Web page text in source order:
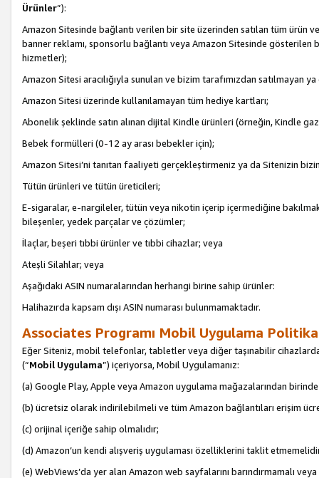
Ürünler”):
Amazon Sitesinde bağlantı verilen bir site üzerinden satılan tüm ürün
banner reklamı, sponsorlu bağlantı veya Amazon Sitesinde gösterilen
hizmetler);
Amazon Sitesi aracılığıyla sunulan ve bizim tarafımızdan satılmayan
Amazon Sitesi üzerinde kullanılamayan tüm hediye kartları;
Abonelik şeklinde satın alınan dijital Kindle ürünleri (örneğin, Kindle
Bebek formülleri (0-12 ay arası bebekler için);
Amazon Sitesi’ni tanıtan faaliyeti gerçekleştirmeniz ya da Sitenizin
Tütün ürünleri ve tütün üreticileri;
E-sigaralar, e-nargileler, tütün veya nikotin içerip içermediğine
bileşenler, yedek parçalar ve çözümler;
İlaçlar, beşeri tıbbi ürünler ve tıbbi cihazlar; veya
Ateşli Silahlar; veya
Aşağıdaki ASIN numaralarından herhangi birine sahip ürünler:
Halihazırda kapsam dışı ASIN numarası bulunmamaktadır.
Associates Programı Mobil Uygulama
Eğer Siteniz, mobil telefonlar, tabletler veya diğer taşınabilir
(“Mobil Uygulama”) içeriyorsa, Mobil Uygulamanız:
(a) Google Play, Apple veya Amazon uygulama mağazalarından birinde
(b) ücretsiz olarak indirilebilmeli ve tüm Amazon bağlantıları erişim
(c) orijinal içeriğe sahip olmalıdır;
(d) Amazon’un kendi alışveriş uygulaması özelliklerini taklit
(e) WebViews’da yer alan Amazon web sayfalarını barındırmamalı